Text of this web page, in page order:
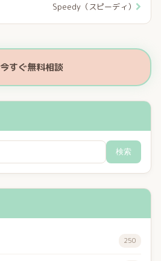
Speedy（スピーディ）
今すぐ無料相談
検索
250